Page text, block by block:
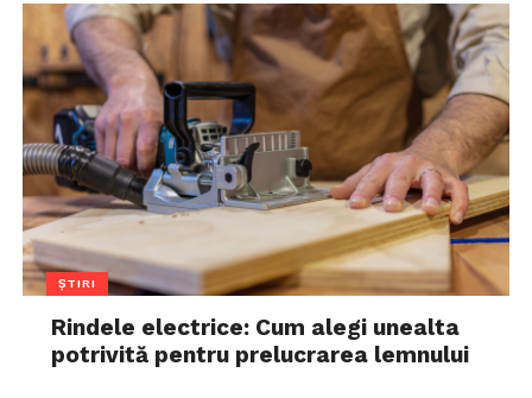
ȘTIRI
Rindele electrice: Cum alegi unealta
potrivită pentru prelucrarea lemnului